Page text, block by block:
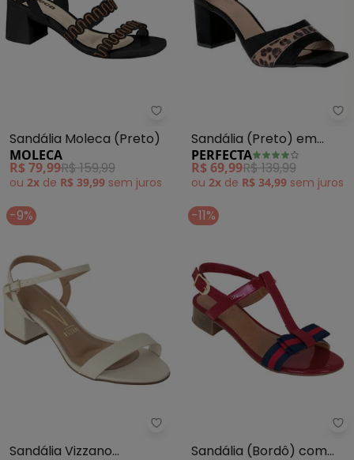
Moleca - Sandália Moleca
Sandália Moleca (Preto)
MOLECA
R$ 79,99R$ 159,99
ou 2x de R$ 39,99 sem juros
Sandália (Preto) em
Camurça
PERFECTA
R$ 69,99R$ 139,99
ou 2x de R$ 34,99 sem juros
-9%
Vizzano - Sandália Vizzano
Sandália Vizzano
-11%
Sandália (Bordô) com